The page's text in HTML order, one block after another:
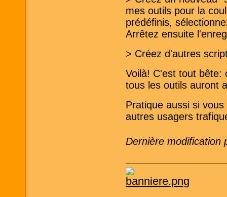
mes outils pour la
prédéfinis,
Arrêtez ensuite
> Créez d'autres
Voilà! C'est tout bête:
tous les outils auront
Pratique aussi si
autres usagers
Dernière modification